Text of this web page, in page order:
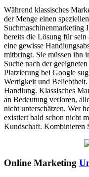
Während klassisches
der Menge einen
Suchmaschinenmarketing
bereits die Lösung für
eine gewisse
mitbringt. Sie müssen ihn
Suche nach der
Platzierung bei Google
Wertigkeit und Beliebtheit.
Handlung. Klassisches
an Bedeutung verloren,
nicht unterschätzen. Wer
existiert bald schon nicht
Kundschaft. Kombinieren
Online Marketing